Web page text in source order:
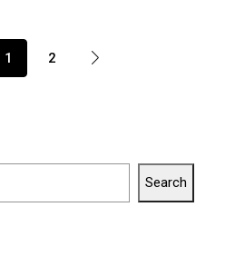
1 2
Search